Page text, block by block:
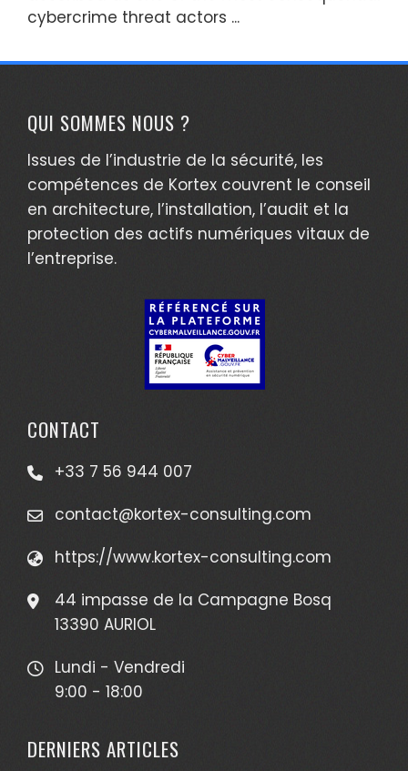
cybercrime threat actors ...
QUI SOMMES NOUS ?
Issues de l’industrie de la sécurité, les
compétences de Kortex couvrent le conseil
en architecture, l’installation, l’audit et la
protection des actifs numériques vitaux de
l’entreprise.
CONTACT
+33 7 56 944 007
contact@kortex-consulting.com
https://www.kortex-consulting.com
44 impasse de la Campagne Bosq
13390 AURIOL
Lundi - Vendredi
9:00 - 18:00
DERNIERS ARTICLES